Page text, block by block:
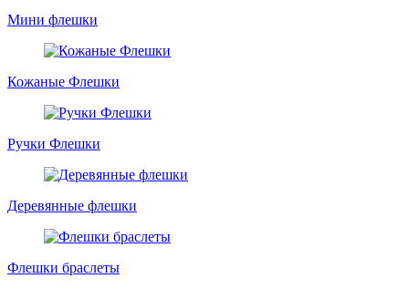
Мини флешки
Кожаные Флешки
Ручки Флешки
Деревянные флешки
Флешки браслеты